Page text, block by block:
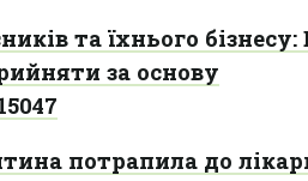
та їхнього бізнесу:
за основу
потрапила до